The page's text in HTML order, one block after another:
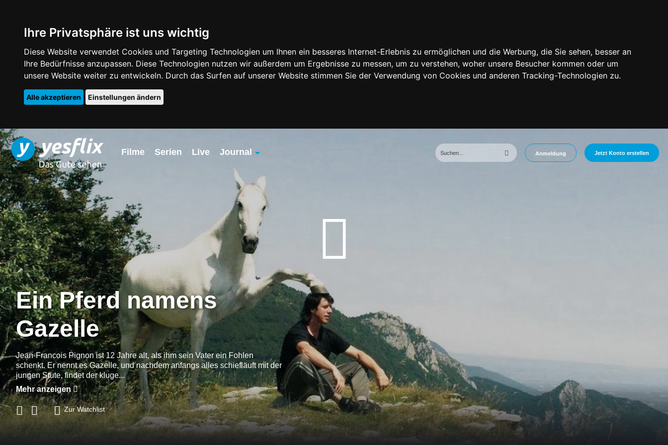
Ihre Privatsphäre ist uns wichtig
Diese Website verwendet Cookies und Targeting Technologien um Ihnen ein besseres Internet-Erlebnis zu ermöglichen und die Werbung, die Sie sehen, besser an
Ihre Bedürfnisse anzupassen. Diese Technologien nutzen wir außerdem um Ergebnisse zu messen, um zu verstehen, woher unsere Besucher kommen oder um
unsere Website weiter zu entwickeln. Durch das Surfen auf unserer Website stimmen Sie der Verwendung von Cookies und anderen Tracking-Technologien zu.
Alle akzeptieren Einstellungen ändern
Filme Serien Live
Journal
Übersicht
Anmeldung Jetzt Konto erstellen
Ein Pferd namens
Gazelle
Jean-Francois Pignon ist 12 Jahre alt, als ihm sein Vater ein Fohlen
schenkt. Er nennt es Gazelle, und nachdem anfangs alles schiefläuft mit der
jungen Stute, findet der kluge...
Mehr anzeigen
Zur Watchlist